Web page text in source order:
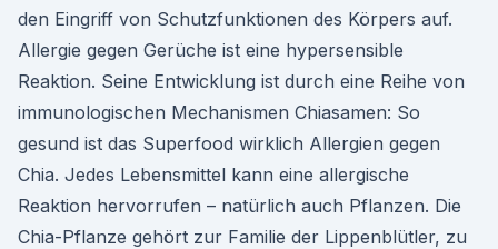
den Eingriff von Schutzfunktionen des Körpers auf.
Allergie gegen Gerüche ist eine hypersensible
Reaktion. Seine Entwicklung ist durch eine Reihe von
immunologischen Mechanismen Chiasamen: So
gesund ist das Superfood wirklich Allergien gegen
Chia. Jedes Lebensmittel kann eine allergische
Reaktion hervorrufen – natürlich auch Pflanzen. Die
Chia-Pflanze gehört zur Familie der Lippenblütler, zu